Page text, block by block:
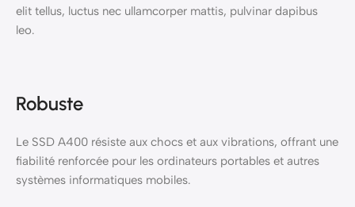
elit tellus, luctus nec ullamcorper mattis, pulvinar dapibus
leo.
Robuste
Le SSD A400 résiste aux chocs et aux vibrations, offrant une
fiabilité renforcée pour les ordinateurs portables et autres
systèmes informatiques mobiles.